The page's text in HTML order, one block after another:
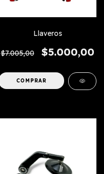
Llaveros
$7.005,00 $5.000,00
COMPRAR